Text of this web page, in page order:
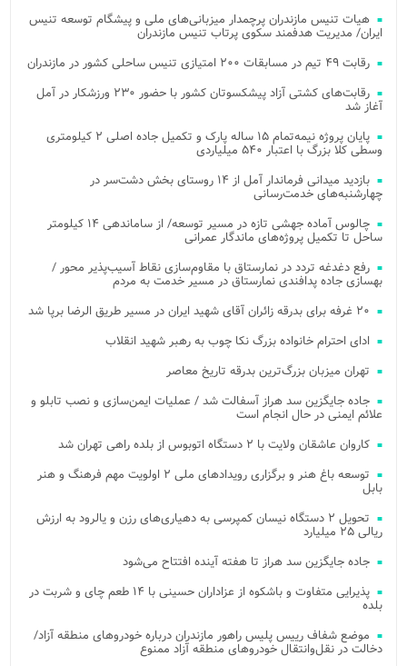
هیات تنیس مازندران پرچمدار میزبانی‌های ملی و پیشگام توسعه تنیس
ایران/ مدیریت هدفمند سکوی پرتاب تنیس مازندران
رقابت ۴۹ تیم در مسابقات ۲۰۰ امتیازی تنیس ساحلی کشور در مازندران
رقابت‌های کشتی آزاد پیشکسوتان کشور با حضور ۲۳۰ ورزشکار در آمل
آغاز شد
پایان پروژه نیمه‌تمام ۱۵ ساله پارک و تکمیل جاده اصلی ۲ کیلومتری
وسطی کلا بزرگ با اعتبار ۵۴۰ میلیاردی
بازدید میدانی فرماندار آمل از ۱۴ روستای بخش دشت‌سر در
چهارشنبه‌های خدمت‌رسانی
چالوس آماده جهشی تازه در مسیر توسعه/ از ساماندهی ۱۴ کیلومتر
ساحل تا تکمیل پروژه‌های ماندگار عمرانی
رفع دغدغه تردد در نمارستاق با مقاوم‌سازی نقاط آسیب‌پذیر محور /
بهسازی جاده پدافندی نمارستاق در مسیر خدمت به مردم
۲۰ غرفه برای بدرقه زائران آقای شهید ایران در مسیر طریق الرضا برپا شد
ادای احترام خانواده بزرگ نکا چوب به رهبر شهید انقلاب
تهران میزبان بزرگ‌ترین بدرقه تاریخ معاصر
جاده جایگزین سد هراز آسفالت شد / عملیات ایمن‌سازی و نصب تابلو و
علائم ایمنی در حال انجام است
کاروان عاشقان ولایت با ۲ دستگاه اتوبوس از بلده راهی تهران شد
توسعه باغ هنر و برگزاری رویدادهای ملی ۲ اولویت مهم فرهنگ و هنر
بابل
تحویل ۲ دستگاه نیسان کمپرسی به دهیاری‌های رزن و یالرود به ارزش
ریالی ۲۵ میلیارد
جاده جایگزین سد هراز تا هفته آینده افتتاح می‌شود
پذیرایی متفاوت و باشکوه از عزاداران حسینی با ۱۴ طعم چای و شربت در
بلده
موضع شفاف رییس پلیس راهور مازندران درباره خودروهای منطقه آزاد/
دخالت در نقل‌وانتقال خودروهای منطقه آزاد ممنوع